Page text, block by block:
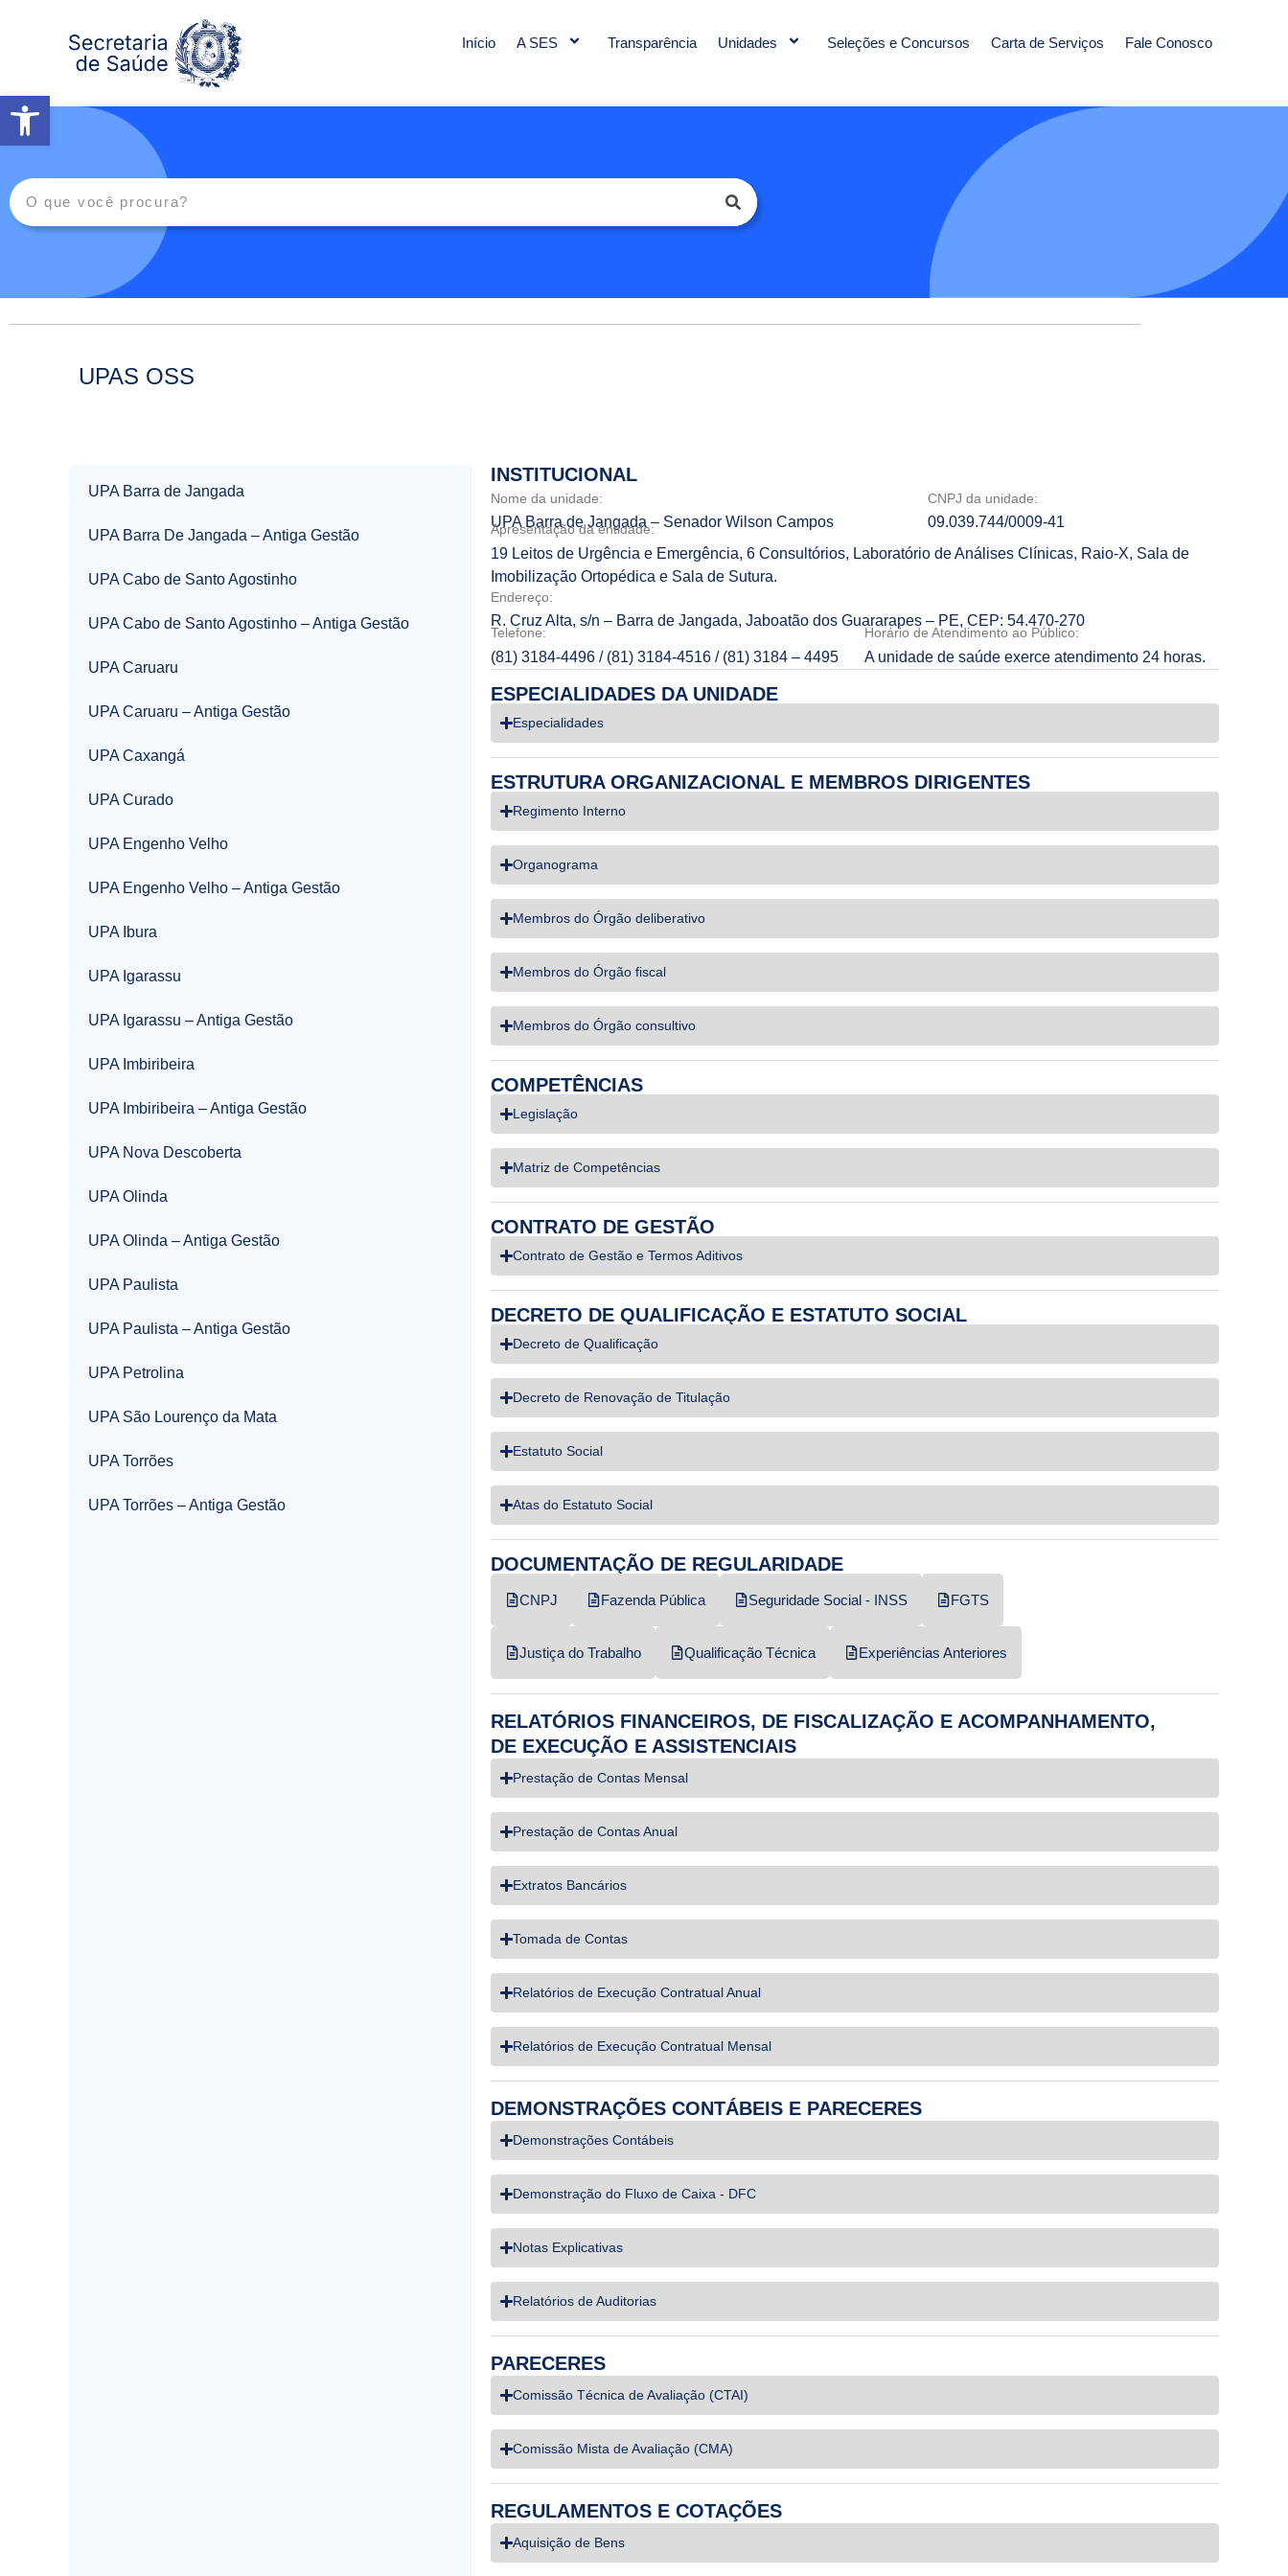
Abrir a barra de ferramentas
Início A SES Transparência Unidades Seleções e Concursos Carta de Serviços Fale Conosco
UPAS OSS
UPA Barra de Jangada
UPA Barra De Jangada – Antiga Gestão
UPA Cabo de Santo Agostinho
UPA Cabo de Santo Agostinho – Antiga Gestão
UPA Caruaru
UPA Caruaru – Antiga Gestão
UPA Caxangá
UPA Curado
UPA Engenho Velho
UPA Engenho Velho – Antiga Gestão
UPA Ibura
UPA Igarassu
UPA Igarassu – Antiga Gestão
UPA Imbiribeira
UPA Imbiribeira – Antiga Gestão
UPA Nova Descoberta
UPA Olinda
UPA Olinda – Antiga Gestão
UPA Paulista
UPA Paulista – Antiga Gestão
UPA Petrolina
UPA São Lourenço da Mata
UPA Torrões
UPA Torrões – Antiga Gestão
INSTITUCIONAL
Nome da unidade:
UPA Barra de Jangada – Senador Wilson Campos
CNPJ da unidade:
09.039.744/0009-41
Apresentação da entidade:
19 Leitos de Urgência e Emergência, 6 Consultórios, Laboratório de Análises Clínicas, Raio-X, Sala de
Imobilização Ortopédica e Sala de Sutura.
Endereço:
R. Cruz Alta, s/n – Barra de Jangada, Jaboatão dos Guararapes – PE, CEP: 54.470-270
Telefone:
(81) 3184-4496 / (81) 3184-4516 / (81) 3184 – 4495
Horário de Atendimento ao Público:
A unidade de saúde exerce atendimento 24 horas.
ESPECIALIDADES DA UNIDADE
Especialidades
ESTRUTURA ORGANIZACIONAL E MEMBROS DIRIGENTES
Regimento Interno
Organograma
Membros do Órgão deliberativo
Membros do Órgão fiscal
Membros do Órgão consultivo
COMPETÊNCIAS
Legislação
Matriz de Competências
CONTRATO DE GESTÃO
Contrato de Gestão e Termos Aditivos
DECRETO DE QUALIFICAÇÃO E ESTATUTO SOCIAL
Decreto de Qualificação
Decreto de Renovação de Titulação
Estatuto Social
Atas do Estatuto Social
DOCUMENTAÇÃO DE REGULARIDADE
CNPJ Fazenda Pública Seguridade Social - INSS FGTS
Justiça do Trabalho Qualificação Técnica Experiências Anteriores
RELATÓRIOS FINANCEIROS, DE FISCALIZAÇÃO E ACOMPANHAMENTO,
DE EXECUÇÃO E ASSISTENCIAIS
Prestação de Contas Mensal
Prestação de Contas Anual
Extratos Bancários
Tomada de Contas
Relatórios de Execução Contratual Anual
Relatórios de Execução Contratual Mensal
DEMONSTRAÇÕES CONTÁBEIS E PARECERES
Demonstrações Contábeis
Demonstração do Fluxo de Caixa - DFC
Notas Explicativas
Relatórios de Auditorias
PARECERES
Comissão Técnica de Avaliação (CTAI)
Comissão Mista de Avaliação (CMA)
REGULAMENTOS E COTAÇÕES
Aquisição de Bens